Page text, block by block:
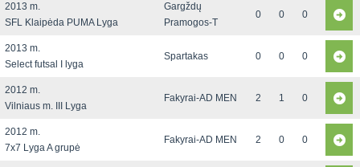
2013 m.
SFL Klaipėda PUMA Lyga
Gargždų
Pramogos-T
0 0 0
2013 m.
Select futsal I lyga
Spartakas 0 0 0
2012 m.
Vilniaus m. III Lyga
Fakyrai-AD MEN 2 1 0
2012 m.
7x7 Lyga A grupė
Fakyrai-AD MEN 2 0 0